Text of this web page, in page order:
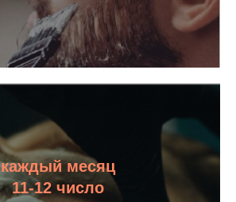
каждый месяц
11-12 число